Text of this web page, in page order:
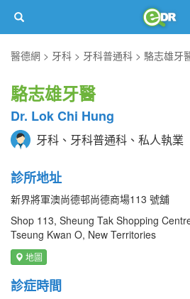
醫德網
牙科 牙科普通科 駱志雄牙
駱志雄牙醫
Dr. Lok Chi Hung
牙科、牙科普通科、私人執業
診所地址
新界將軍澳尚德邨尚德商場113 號舖
Shop 113, Sheung Tak Shopping
Tseung Kwan O, New Territories
地圖
診症時間